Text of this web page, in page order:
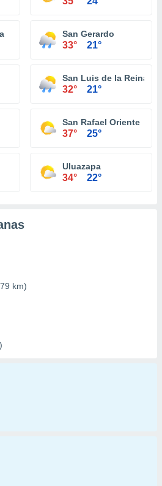
San Gerardo
33° 21°
San Luis de la Reina
32° 21°
San Rafael Oriente
37° 25°
Uluazapa
34° 22°
km)